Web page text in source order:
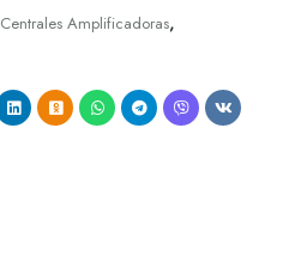
Centrales Amplificadoras,